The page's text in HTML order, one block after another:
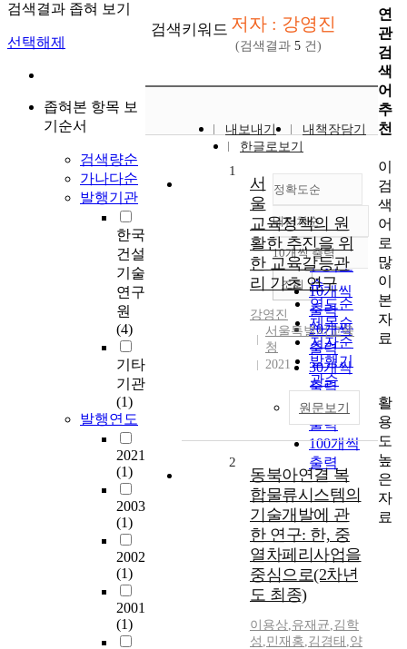
검색결과 좁혀 보기
선택해제
좁혀본 항목 보
기순서
검색량순
가나다순
발행기관
한국
건설
기술
연구
원
(4)
기타
기관
(1)
발행연도
2021
(1)
2003
(1)
2002
(1)
2001
(1)
검색키워드 저자 : 강영진
(검색결과 5 건)
내보내기
내책장담기
한글로보기
정확도순
정확도
순
인기도
순
연도순
제목순
저자순
발행기
관순
내림차순
내림차순
10개씩 출력
10개씩
출력
20개씩
출력
30개씩
출력
50개씩
출력
100개씩
출력
조회
1
서
울
교육정책의 원
활한 추진을 위
한 교육갈등관
리 기초 연구
강영진
서울특별시교육
청
2021
원문보기
2
동북아연결 복
합물류시스템의
기술개발에 관
한 연구: 한, 중
열차페리사업을
중심으로(2차년
도 최종)
이용상,유재균,김학
성 ,민재홍,김경태 ,양
연
관
검
색
어
추
천
이
검
색
어
로
많
이
본
자
료
활
용
도
높
은
자
료